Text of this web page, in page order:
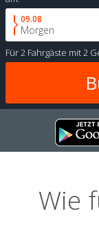
09.08
Morgen
Für2 Fahrgäste mit2
Wie